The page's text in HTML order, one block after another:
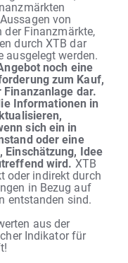
von
Finanzmärkte,
durch XTB dar
ausgelegt werden.
noch eine
zum Kauf,
dar.
Informationen in
sich ein in
oder eine
Idee
wird. XTB
oder indirekt durch
in Bezug auf
entstanden sind.
aus der
Indikator für